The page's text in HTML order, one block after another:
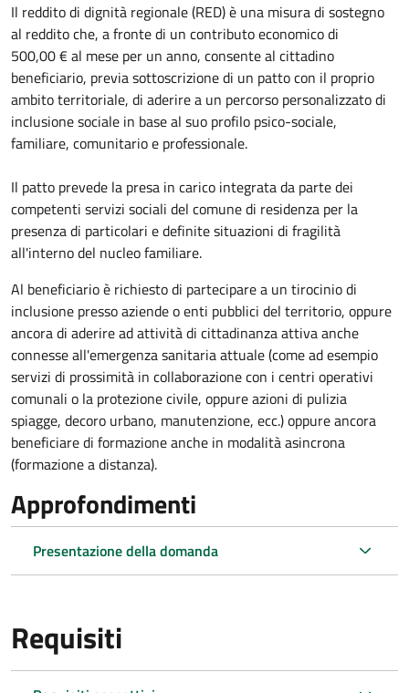
Il reddito di dignità regionale (RED) è una misura di sostegno
al reddito che, a fronte di un contributo economico di
500,00 € al mese per un anno, consente al cittadino
beneficiario, previa sottoscrizione di un patto con il proprio
ambito territoriale, di aderire a un percorso personalizzato di
inclusione sociale in base al suo profilo psico-sociale,
familiare, comunitario e professionale.
Il patto prevede la presa in carico integrata da parte dei
competenti servizi sociali del comune di residenza per la
presenza di particolari e definite situazioni di fragilità
all'interno del nucleo familiare.
Al beneficiario è richiesto di partecipare a un tirocinio di
inclusione presso aziende o enti pubblici del territorio, oppure
ancora di aderire ad attività di cittadinanza attiva anche
connesse all'emergenza sanitaria attuale (come ad esempio
servizi di prossimità in collaborazione con i centri operativi
comunali o la protezione civile, oppure azioni di pulizia
spiagge, decoro urbano, manutenzione, ecc.) oppure ancora
beneficiare di formazione anche in modalità asincrona
(formazione a distanza).
Approfondimenti
Presentazione della domanda
Requisiti